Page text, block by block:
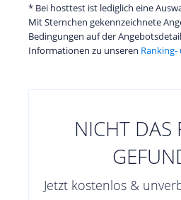
* Bei hosttest ist lediglich eine
Mit Sternchen gekennzeichnete
Bedingungen auf der
Informationen zu unseren
NICHT DAS
Jetzt kostenlos &